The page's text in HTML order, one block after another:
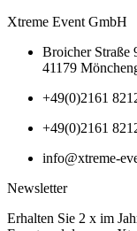
Xtreme Event GmbH
Broicher Straße
41179
+49(0)2161
+49(0)2161
info@xtreme-
Newsletter
Erhalten Sie 2 x im